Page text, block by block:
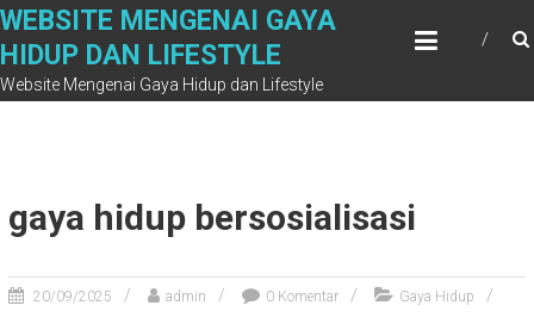
Skip
content
WEBSITE MENGENAI GAYA
HIDUP DAN LIFESTYLE
Website Mengenai Gaya Hidup dan Lifestyle
gaya hidup bersosialisasi
20/09/2025 admin 0 Komentar Gaya Hidup